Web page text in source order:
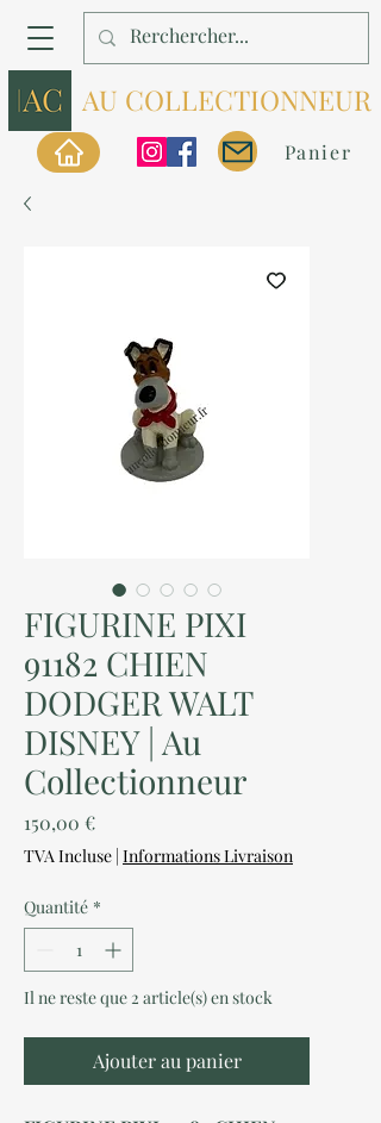
AU COLLECTIONNEUR
Panier
FIGURINE PIXI
91182 CHIEN
DODGER WALT
DISNEY | Au
Collectionneur
150,00 €Prix
TVA Incluse | Informations Livraison
Quantité *
Il ne reste que 2 article(s) en stock
Ajouter au panier